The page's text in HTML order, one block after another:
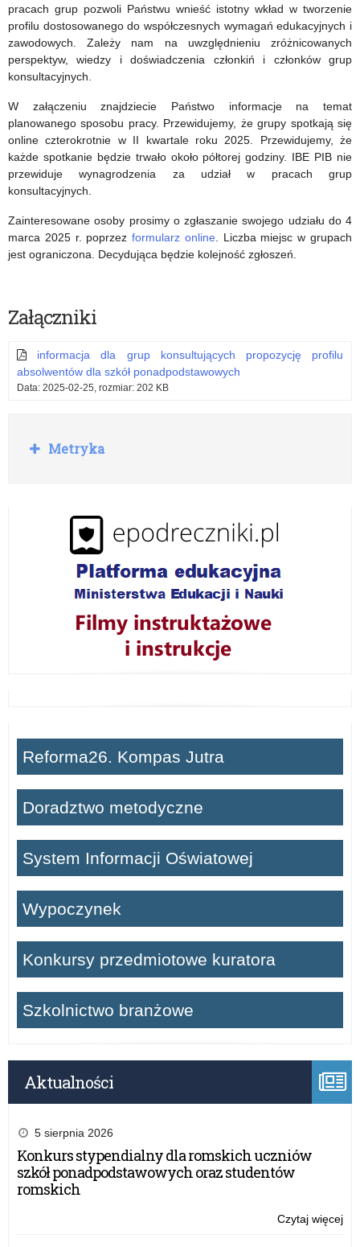
pracach grup pozwoli Państwu wnieść istotny wkład w tworzenie
profilu dostosowanego do współczesnych wymagań edukacyjnych i
zawodowych. Zależy nam na uwzględnieniu zróżnicowanych
perspektyw, wiedzy i doświadczenia członkiń i członków grup
konsultacyjnych.
W załączeniu znajdziecie Państwo informacje na temat
planowanego sposobu pracy. Przewidujemy, że grupy spotkają się
online czterokrotnie w II kwartale roku 2025. Przewidujemy, że
każde spotkanie będzie trwało około półtorej godziny. IBE PIB nie
przewiduje wynagrodzenia za udział w pracach grup
konsultacyjnych.
Zainteresowane osoby prosimy o zgłaszanie swojego udziału do 4
marca 2025 r. poprzezformularz online. Liczba miejsc w grupach
jest ograniczona. Decydująca będzie kolejność zgłoszeń.
Załączniki
informacja dla grup konsultujących propozycję profilu
absolwentów dla szkół ponadpodstawowych
Data: 2025-02-25, rozmiar: 202 KB
R
o
Metryka
Reforma26. Kompas Jutra
Doradztwo metodyczne
System Informacji Oświatowej
Wypoczynek
Konkursy przedmiotowe kuratora
Szkolnictwo branżowe
Aktualności
5 sierpnia 2026
Konkurs stypendialny dla romskich uczniów
szkół ponadpodstawowych oraz studentów
romskich
Czytaj więcej